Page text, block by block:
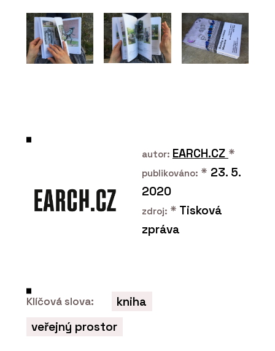
PRODUKTY
autor: EARCH.CZ *
publikováno: * 23. 5.
2020
zdroj: * Tisková
zpráva
Klíčová slova:
kniha
veřejný prostor